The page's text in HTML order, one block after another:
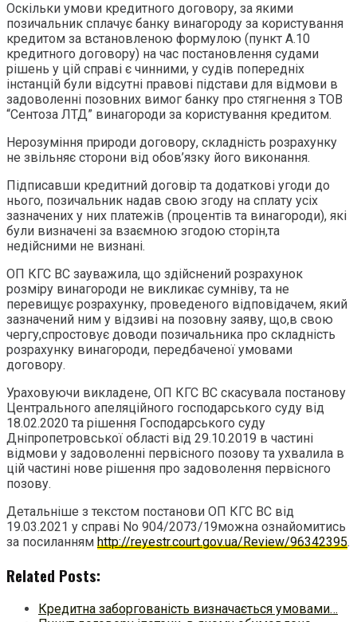
Оскільки умови кредитного договору, за якими
позичальник сплачує банку винагороду за користування
кредитом за встановленою формулою (пункт А.10
кредитного договору) на час постановлення судами
рішень у цій справі є чинними, у судів попередніх
інстанцій були відсутні правові підстави для відмови в
задоволенні позовних вимог банку про стягнення з ТОВ
“Сентоза ЛТД” винагороди за користування кредитом.
Нерозуміння природи договору, складність розрахунку
не звільняє сторони від обов’язку його виконання.
Підписавши кредитний договір та додаткові угоди до
нього, позичальник надав свою згоду на сплату усіх
зазначених у них платежів (процентів та винагороди), які
були визначені за взаємною згодою сторін,та
недійсними не визнані.
ОП КГС ВС зауважила, що здійснений розрахунок
розміру винагороди не викликає сумніву, та не
перевищує розрахунку, проведеного відповідачем, який
зазначений ним у відзиві на позовну заяву, що,в свою
чергу,спростовує доводи позичальника про складність
розрахунку винагороди, передбаченої умовами
договору.
Ураховуючи викладене, ОП КГС ВС скасувала постанову
Центрального апеляційного господарського суду від
18.02.2020 та рішення Господарського суду
Дніпропетровської області від 29.10.2019 в частині
відмови у задоволенні первісного позову та ухвалила в
цій частині нове рішення про задоволення первісного
позову.
Детальніше з текстом постанови ОП КГС ВС від
19.03.2021 у справі No 904/2073/19можна ознайомитись
за посиланням http://reyestr.court.gov.ua/Review/96342395.
Related Posts:
Кредитна заборгованість визначається умовами…